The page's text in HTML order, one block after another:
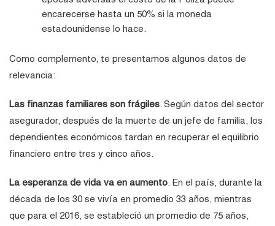
encarecerse hasta un 50% si la moneda
estadounidense lo hace.
Como complemento, te presentamos algunos datos de
relevancia:
Las finanzas familiares son frágiles. Según datos del sector
asegurador, después de la muerte de un jefe de familia, los
dependientes económicos tardan en recuperar el equilibrio
financiero entre tres y cinco años.
La esperanza de vida va en aumento. En el país, durante la
década de los 30 se vivía en promedio 33 años, mientras
que para el 2016, se estableció un promedio de 75 años,